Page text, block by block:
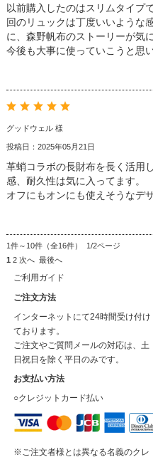
以前購入したのはスリムタイプ
回のリュックは丁度いいような
に、森野帆布のストーリーが気
今後も大事に使っていこうと思い
グッドウェル 様
投稿日：2025年05月21日
革蛸コラボの長財布を長く活用
感、耐久性は気に入ってます。
オフにもオンにも使えそうなデ
1件～10件（全16件） 1/2ページ
1 2 次へ 最後へ
ご利用ガイド
ご注文方法
インターネットにて24時間受け付け
ております。
ご注文やご質問メールの対応は、土
日祝日を除く平日のみです。
お支払い方法
○クレジットカード払い
※ご注文者様とは異なる名義のクレ